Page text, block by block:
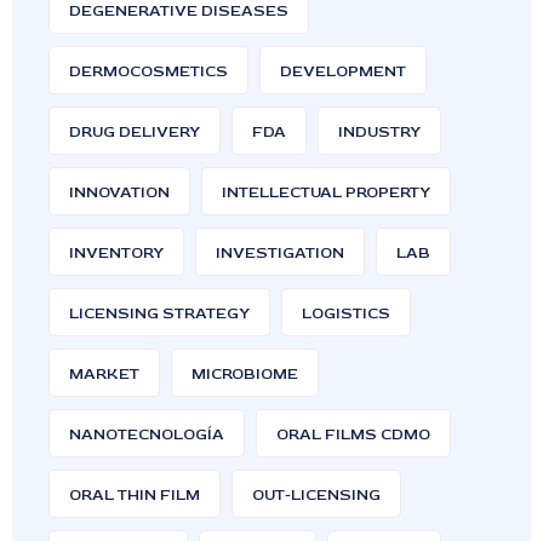
DEGENERATIVE DISEASES
DERMOCOSMETICS DEVELOPMENT
DRUG DELIVERY FDA INDUSTRY
INNOVATION INTELLECTUAL PROPERTY
INVENTORY INVESTIGATION LAB
LICENSING STRATEGY LOGISTICS
MARKET MICROBIOME
NANOTECNOLOGÍA ORAL FILMS CDMO
ORAL THIN FILM OUT-LICENSING